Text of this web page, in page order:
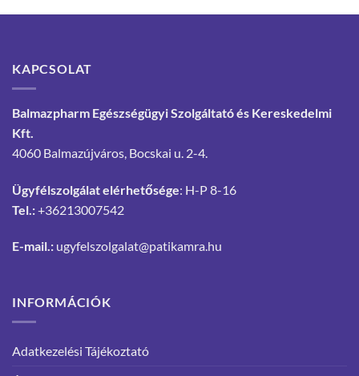
KAPCSOLAT
Balmazpharm Egészségügyi Szolgáltató és Kereskedelmi
Kft.
4060 Balmazújváros, Bocskai u. 2-4.
Ügyfélszolgálat elérhetősége: H-P 8-16
Tel.:+36213007542
E-mail.: ugyfelszolgalat@patikamra.hu
INFORMÁCIÓK
Adatkezelési Tájékoztató